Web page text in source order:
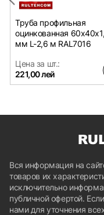
Труба профильная
оцинкованная
мм L-2,6 м RAL7016
Цена за шт.:
221,00 лей
Вся информация на
товаров их
исключительно
публичной офертой.
нами для уточнения